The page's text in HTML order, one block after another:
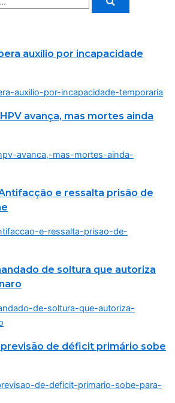
auxílio por incapacidade
avança, mas mortes ainda
e ressalta prisão de
de soltura que autoriza
de déficit primário sobe